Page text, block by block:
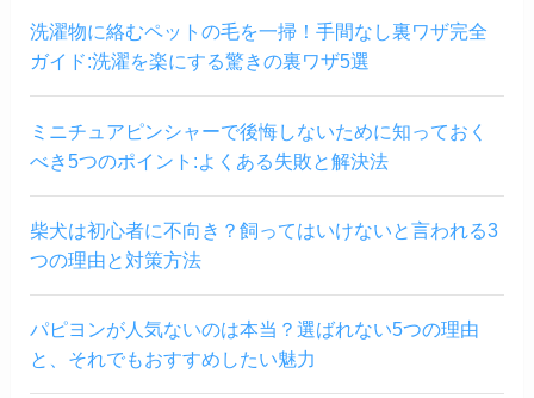
洗濯物に絡むペットの毛を一掃！手間なし裏ワザ完全
ガイド:洗濯を楽にする驚きの裏ワザ5選
ミニチュアピンシャーで後悔しないために知っておく
べき5つのポイント:よくある失敗と解決法
柴犬は初心者に不向き？飼ってはいけないと言われる3
つの理由と対策方法
パピヨンが人気ないのは本当？選ばれない5つの理由
と、それでもおすすめしたい魅力